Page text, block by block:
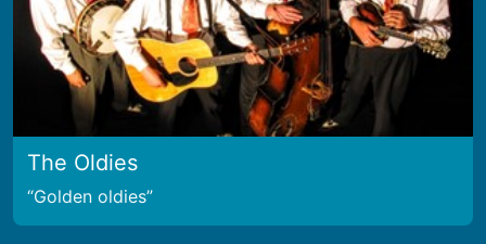
The Oldies
Golden oldies